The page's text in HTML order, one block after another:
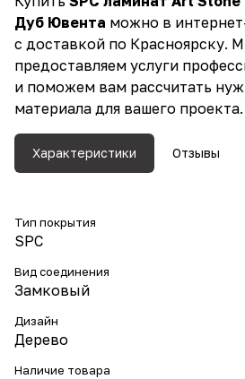
Дуб Ювента можно в
с доставкой по Красноярску.
предоставляем услуги
и поможем вам рассчитать
материала для вашего проекта.
Характеристики Отзывы
Тип покрытия
SPC
Вид соединения
Замковый
Дизайн
Дерево
Наличие товара